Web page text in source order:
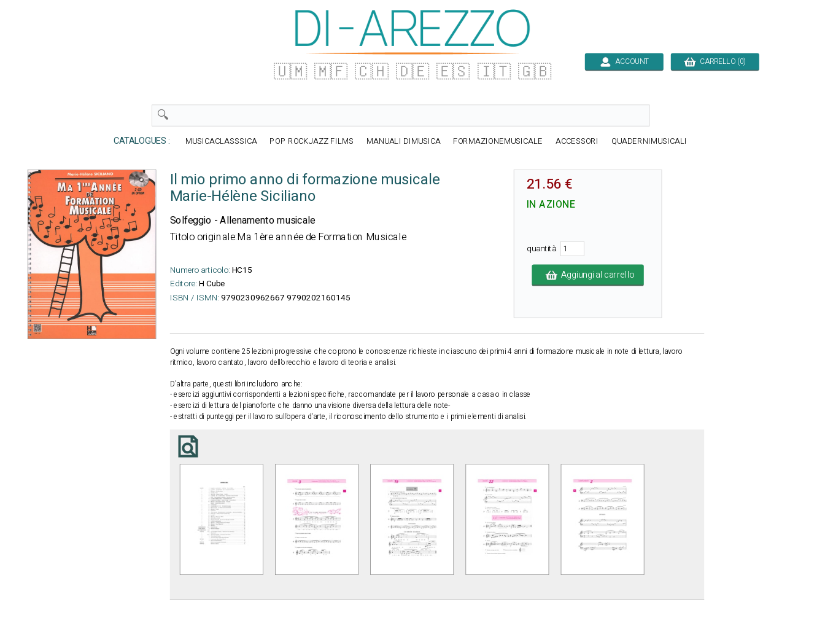
🇺🇲 🇲🇫 🇨🇭 🇩🇪 🇪🇸 🇮🇹 🇬🇧 ACCOUNT CARRELLO (0)
CATALOGUES : MUSICACLASSSICA POP ROCKJAZZ FILMS MANUALI DIMUSICA FORMAZIONEMUSICALE ACCESSORI QUADERNIMUSICALI
Il mio primo anno di formazione musicale
Marie-Hélène Siciliano
Solfeggio - Allenamento musicale
Titolo originale:Ma 1ère année de Formation Musicale
Numero articolo: HC15
Editore: H Cube
ISBN / ISMN: 9790230962667 9790202160145
21.56 €
IN AZIONE
quantità
Aggiungi al carrello
Ogni volume contiene 25 lezioni progressive che coprono le conoscenze richieste in ciascuno dei primi 4 anni di formazione musicale in note di lettura, lavoro
ritmico, lavoro cantato, lavoro dell'orecchio e lavoro di teoria e analisi.
D'altra parte, questi libri includono anche:
- esercizi aggiuntivi corrispondenti a lezioni specifiche, raccomandate per il lavoro personale a casa o in classe
- esercizi di lettura del pianoforte che danno una visione diversa della lettura delle note-
- estratti di punteggi per il lavoro sull'opera d'arte, il riconoscimento dello strumento e i primi elementi di analisi.